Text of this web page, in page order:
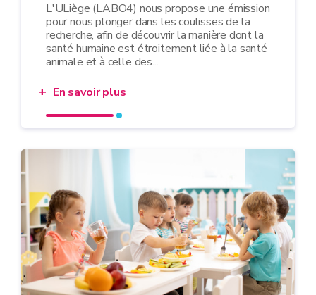
L'ULiège (LABO4) nous propose une émission
pour nous plonger dans les coulisses de la
recherche, afin de découvrir la manière dont la
santé humaine est étroitement liée à la santé
animale et à celle des...
En savoir plus